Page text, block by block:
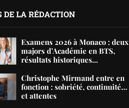
DE LA RÉDACTION
Examens 2026 à Monaco : deux
majors d’Académie en BTS,
résultats historiques...
Christophe Mirmand entre en
fonction : sobriété, continuité…
et attentes